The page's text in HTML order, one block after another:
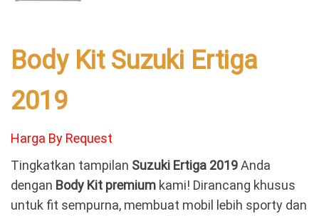
Body Kit Suzuki Ertiga
2019
Harga By Request
Tingkatkan tampilan Suzuki Ertiga 2019Anda
dengan Body Kit premium kami! Dirancang khusus
untuk fit sempurna, membuat mobil lebih sporty dan